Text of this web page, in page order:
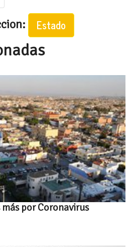
Estado
más por Coronavirus